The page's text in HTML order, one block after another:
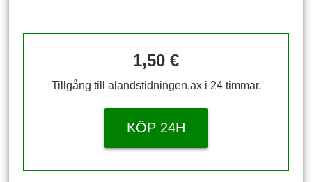
1,50 €
Tillgång till alandstidningen.ax i 24 timmar.
KÖP 24H